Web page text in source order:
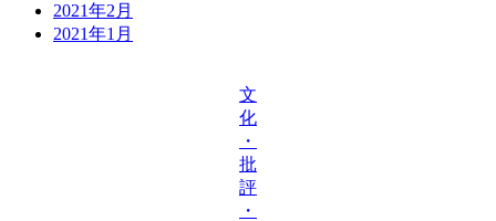
2021年2月
2021年1月
文
化
・
批
評
・